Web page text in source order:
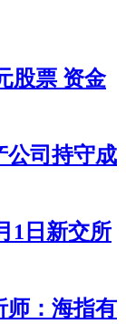
股票 资金
公司持守成
1日新交所
师：海指有